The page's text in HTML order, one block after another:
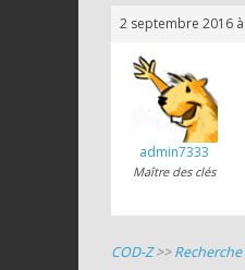
astuces
pour
zombie
of
Duty
2 septembre 2016
admin7333
Maître des clés
COD-Z>>